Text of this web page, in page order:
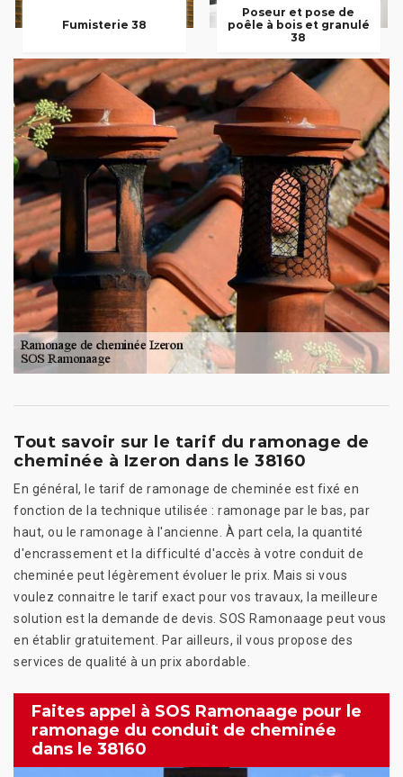
Fumisterie 38
Poseur et pose de
poêle à bois et granulé
38
Tout savoir sur le tarif du ramonage de
cheminée à Izeron dans le 38160
En général, le tarif de ramonage de cheminée est fixé en
fonction de la technique utilisée : ramonage par le bas, par
haut, ou le ramonage à l'ancienne. À part cela, la quantité
d'encrassement et la difficulté d'accès à votre conduit de
cheminée peut légèrement évoluer le prix. Mais si vous
voulez connaitre le tarif exact pour vos travaux, la meilleure
solution est la demande de devis. SOS Ramonaage peut vous
en établir gratuitement. Par ailleurs, il vous propose des
services de qualité à un prix abordable.
Faites appel à SOS Ramonaage pour le
ramonage du conduit de cheminée
dans le 38160